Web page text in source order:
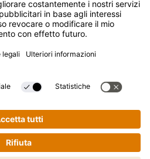
non è
registrato della Kikkoman
Giappone.
40472 Düsseldorf, Germany
commercio del tribunale
sulla privacy
Protezione dei dati